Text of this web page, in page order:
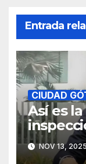
Entrada
CIUDAD
Así es
de
Bogotá
NOV 13, 2025